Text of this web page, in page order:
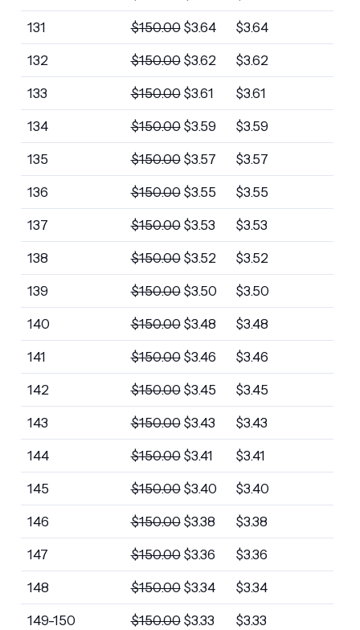
131 $150.00 $3.64 $3.64
132 $150.00 $3.62 $3.62
133 $150.00 $3.61 $3.61
134 $150.00 $3.59 $3.59
135 $150.00 $3.57 $3.57
136 $150.00 $3.55 $3.55
137 $150.00 $3.53 $3.53
138 $150.00 $3.52 $3.52
139 $150.00 $3.50 $3.50
140 $150.00 $3.48 $3.48
141 $150.00 $3.46 $3.46
142 $150.00 $3.45 $3.45
143 $150.00 $3.43 $3.43
144 $150.00 $3.41 $3.41
145 $150.00 $3.40 $3.40
146 $150.00 $3.38 $3.38
147 $150.00 $3.36 $3.36
148 $150.00 $3.34 $3.34
149-150 $150.00 $3.33 $3.33